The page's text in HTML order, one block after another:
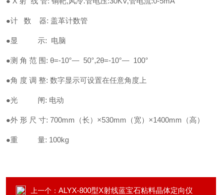
●计 数 器: 盖革计数管
●显 示: 电脑
●测 角 范 围: θ=-10°— 50°,2θ=-10°— 100°
●角 度 调 整: 数字显示可设置在任意角度上
●光 闸: 电动
●外 形 尺 寸: 700mm（长）×530mm（宽）×1400mm（高）
●重 量: 100kg
上一个： ALYX-800型X射线蓝宝石粘料晶体定向仪